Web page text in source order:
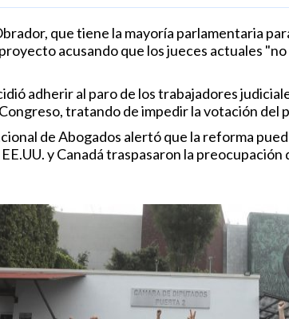
que tiene la mayoría parlamentaria
acusando que los jueces actuales
adherir al paro de los trabajadores
tratando de impedir la votación del
de Abogados alertó que la reforma
y Canadá traspasaron la preocupación